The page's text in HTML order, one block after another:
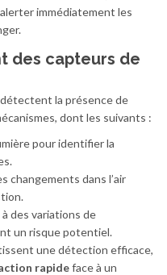
immédiatement les
des capteurs de
détectent la présence de
dont les suivants :
pour identifier la
changements dans l’air
à des variations de
un risque potentiel.
une détection efficace,
rapideface à un